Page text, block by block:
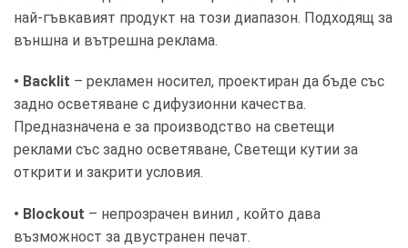
най-гъвкавият продукт на този диапазон. Подходящ за
външна и вътрешна реклама.
• Backlit – рекламен носител, проектиран да бъде със
задно осветяване с дифузионни качества.
Предназначена е за производство на светещи
реклами със задно осветяване, Светещи кутии за
открити и закрити условия.
• Blockout – непрозрачен винил , който дава
възможност за двустранен печат.